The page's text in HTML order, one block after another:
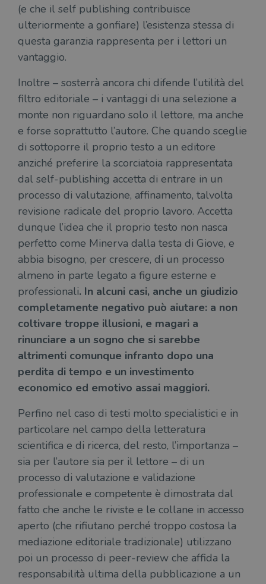
(e che il self publishing contribuisce
ulteriormente a gonfiare) l’esistenza stessa di
questa garanzia rappresenta per i lettori un
vantaggio.
Inoltre – sosterrà ancora chi difende l’utilità del
filtro editoriale – i vantaggi di una selezione a
monte non riguardano solo il lettore, ma anche
e forse soprattutto l’autore. Che quando sceglie
di sottoporre il proprio testo a un editore
anziché preferire la scorciatoia rappresentata
dal self-publishing accetta di entrare in un
processo di valutazione, affinamento, talvolta
revisione radicale del proprio lavoro. Accetta
dunque l’idea che il proprio testo non nasca
perfetto come Minerva dalla testa di Giove, e
abbia bisogno, per crescere, di un processo
almeno in parte legato a figure esterne e
professionali. In alcuni casi, anche un giudizio
completamente negativo può aiutare: a non
coltivare troppe illusioni, e magari a
rinunciare a un sogno che si sarebbe
altrimenti comunque infranto dopo una
perdita di tempo e un investimento
economico ed emotivo assai maggiori.
Perfino nel caso di testi molto specialistici e in
particolare nel campo della letteratura
scientifica e di ricerca, del resto, l’importanza –
sia per l’autore sia per il lettore – di un
processo di valutazione e validazione
professionale e competente è dimostrata dal
fatto che anche le riviste e le collane in accesso
aperto (che rifiutano perché troppo costosa la
mediazione editoriale tradizionale) utilizzano
poi un processo di peer-review che affida la
responsabilità ultima della pubblicazione a un